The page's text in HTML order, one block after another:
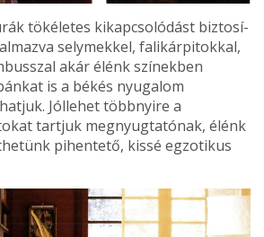
tökéletes kikapcsolódást biztosí­
selymekkel, falikárpitokkal,
akár élénk színekben
is a békés nyugalom
Jóllehet többnyire a
tartjuk megnyugtatónak, élénk
pihentető, kissé egzotikus